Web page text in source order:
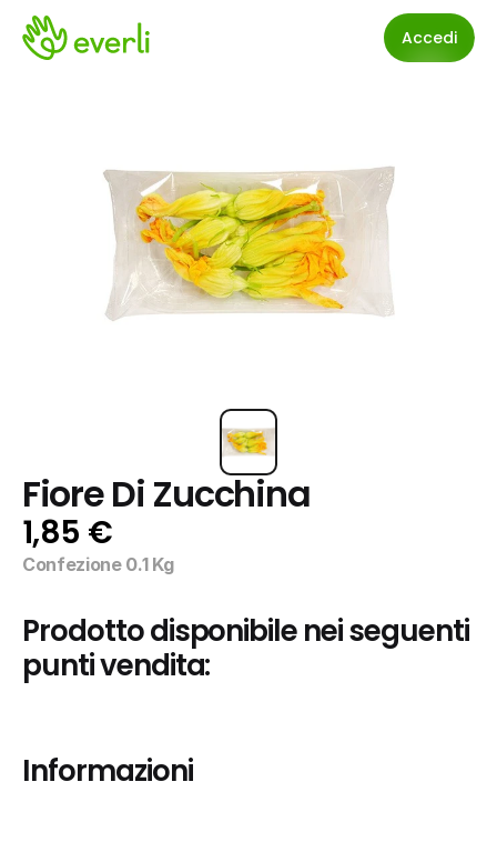
Accedi
Fiore Di Zucchina
1,85 €
Confezione 0.1 Kg
Prodotto disponibile nei seguenti
punti vendita:
Informazioni